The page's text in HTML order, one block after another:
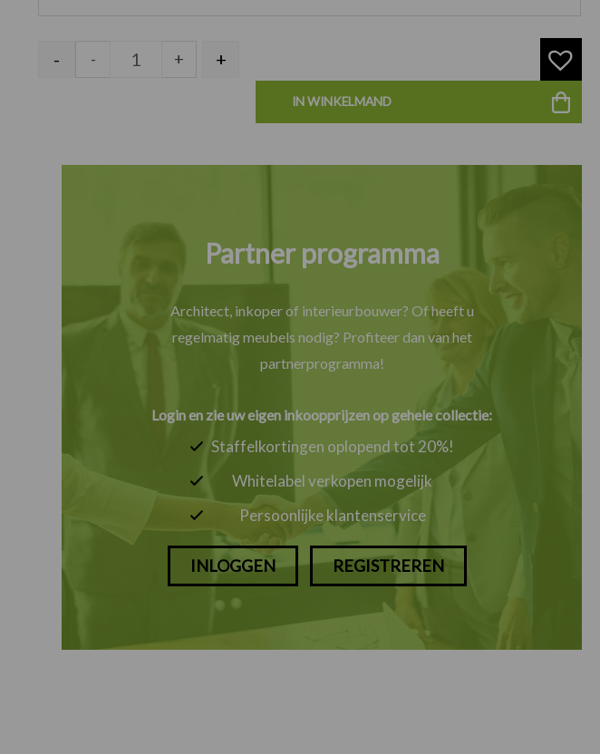
- - + +
IN WINKELMAND
Partner programma
Architect, inkoper of interieurbouwer? Of heeft u
regelmatig meubels nodig? Profiteer dan van het
partnerprogramma!
Login en zie uw eigen inkoopprijzen op gehele collectie:
Staffelkortingen oplopend tot 20%!
Whitelabel verkopen mogelijk
Persoonlijke klantenservice
INLOGGEN REGISTREREN